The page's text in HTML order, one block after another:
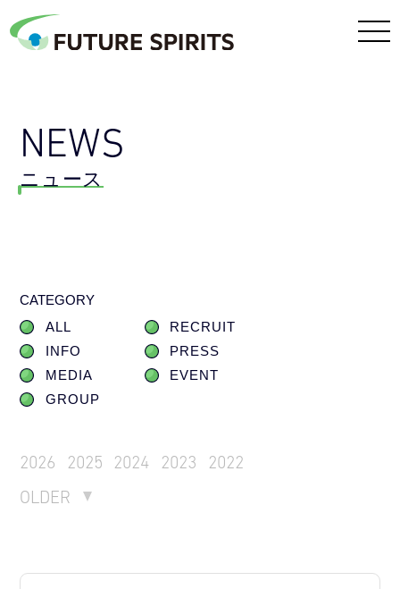
NEWS
ニュース
CATEGORY
ALL
RECRUIT
INFO
PRESS
MEDIA
EVENT
GROUP
2026 2025 2024 2023
2022
OLDER